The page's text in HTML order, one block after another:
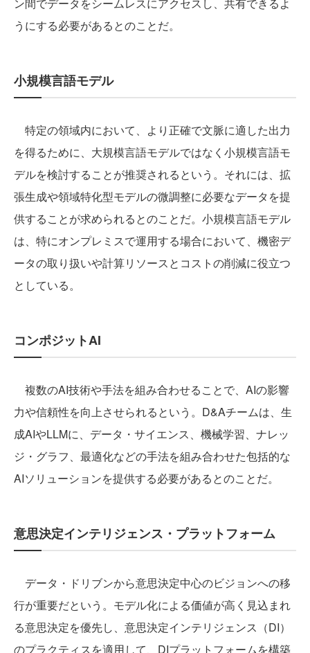
うにする必要があるとのことだ。
小規模言語モデル
特定の領域内において、より正確で文脈に適した出力
を得るために、大規模言語モデルではなく小規模言語モ
デルを検討することが推奨されるという。それには、拡
張生成や領域特化型モデルの微調整に必要なデータを提
供することが求められるとのことだ。小規模言語モデル
は、特にオンプレミスで運用する場合において、機密デ
ータの取り扱いや計算リソースとコストの削減に役立つ
としている。
コンポジットAI
複数のAI技術や手法を組み合わせることで、AIの影響
力や信頼性を向上させられるという。D&Aチームは、生
成AIやLLMに、データ・サイエンス、機械学習、ナレッ
ジ・グラフ、最適化などの手法を組み合わせた包括的な
AIソリューションを提供する必要があるとのことだ。
意思決定インテリジェンス・プラットフォーム
データ・ドリブンから意思決定中心のビジョンへの移
行が重要だという。モデル化による価値が高く見込まれ
る意思決定を優先し、意思決定インテリジェンス（DI）
のプラクティスを適用して、DIプラットフォームを構築